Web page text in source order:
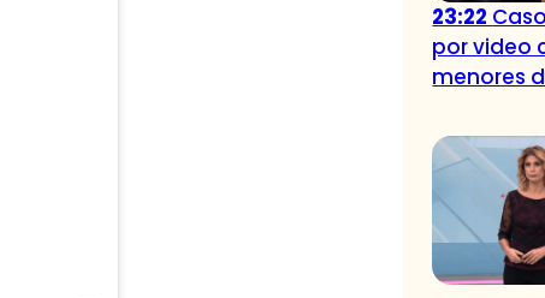
23:22
por video
menores